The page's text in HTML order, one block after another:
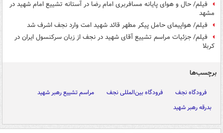
فیلم/ حال و هوای پایانه مسافربری امام رضا در آستانه تشییع امام شهید در
مشهد
فیلم/ هواپیمای حامل پیکر مطهر قائد شهید امت وارد نجف اشرف شد
فیلم/ جزئیات مراسم تشییع آقای شهید در نجف از زبان سرکنسول ایران در
کربلا
برچسب‌ها
فرودگاه نجف فرودگاه بین‌المللی نجف
مراسم تشییع رهبر شهید
بدرقه رهبر شهید